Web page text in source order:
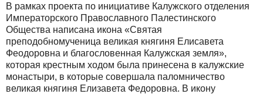
В рамках проекта по инициативе Калужского отделения
Императорского Православного Палестинского
Общества написана икона «Святая
преподобномученица великая княгиня Елисавета
Феодоровна и благословенная Калужская земля»,
которая крестным ходом была принесена в калужские
монастыри, в которые совершала паломничество
великая княгиня Елизавета Федоровна. В икону